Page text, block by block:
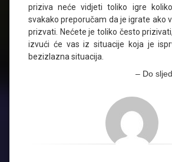
priziva neće vidjeti toliko igre
svakako preporučam da je igrate ako
prizvati. Nećete je toliko često
izvući će vas iz situacije koja je
bezizlazna situacija.
– Do